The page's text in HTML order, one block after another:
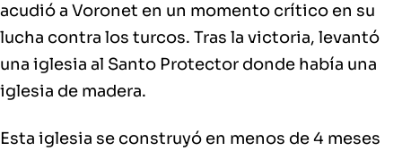
acudió a Voronet en un momento crítico en su
lucha contra los turcos. Tras la victoria, levantó
una iglesia al Santo Protector donde había una
iglesia de madera.
Esta iglesia se construyó en menos de 4 meses